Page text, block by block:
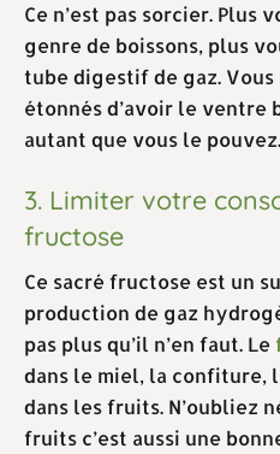
Ce n’est pas sorcier. Plus
genre de boissons, plus
tube digestif de gaz.
étonnés d’avoir le ventre
autant que vous le pouvez.
3. Limiter votre
fructose
Ce sacré fructose est un
production de gaz
pas plus qu’il n’en faut. Le
dans le miel, la confiture,
dans les fruits. N’oubliez
fruits c’est aussi une